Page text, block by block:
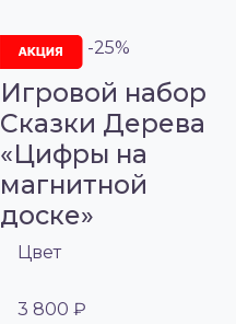
-25%
Игровой набор
Сказки Дерева
«Цифры на
магнитной
доске»
Цвет
3 800 ₽